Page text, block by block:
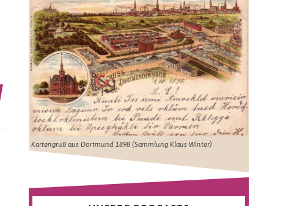
Kartengruß aus Dortmund 1898 (Sammlung Klaus Winter)